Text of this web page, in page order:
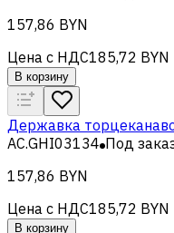
157,86 BYN
Цена с НДС185,72 BYN
В корзину
Державка
AC.GHI03134 Под
157,86 BYN
Цена с НДС185,72 BYN
В корзину